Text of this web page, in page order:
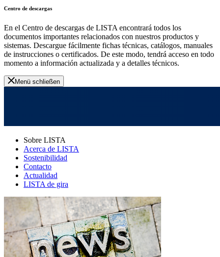
Centro de descargas
En el Centro de descargas de LISTA encontrará todos los
documentos importantes relacionados con nuestros productos y
sistemas. Descargue fácilmente fichas técnicas, catálogos, manuales
de instrucciones o certificados. De este modo, tendrá acceso en todo
momento a información actualizada y a detalles técnicos.
Menü schließen
Sobre LISTA
Acerca de LISTA
Sostenibilidad
Contacto
Actualidad
LISTA de gira